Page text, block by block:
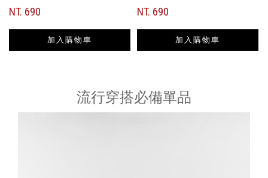
NT. 690
加入購物車
NT. 690
加入購物車
流行穿搭必備單品